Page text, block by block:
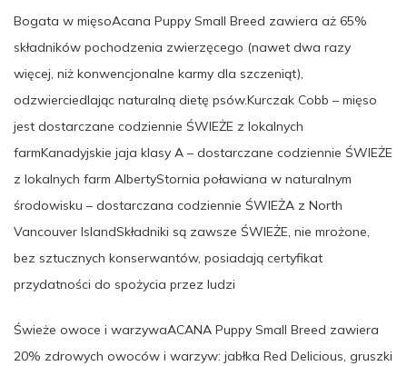
Bogata w mięsoAcana Puppy Small Breed zawiera aż 65%
składników pochodzenia zwierzęcego (nawet dwa razy
więcej, niż konwencjonalne karmy dla szczeniąt),
odzwierciedlając naturalną dietę psów.Kurczak Cobb – mięso
jest dostarczane codziennie ŚWIEŻE z lokalnych
farmKanadyjskie jaja klasy A – dostarczane codziennie ŚWIEŻE
z lokalnych farm AlbertyStornia poławiana w naturalnym
środowisku – dostarczana codziennie ŚWIEŻA z North
Vancouver IslandSkładniki są zawsze ŚWIEŻE, nie mrożone,
bez sztucznych konserwantów, posiadają certyfikat
przydatności do spożycia przez ludzi
Świeże owoce i warzywaACANA Puppy Small Breed zawiera
20% zdrowych owoców i warzyw: jabłka Red Delicious, gruszki